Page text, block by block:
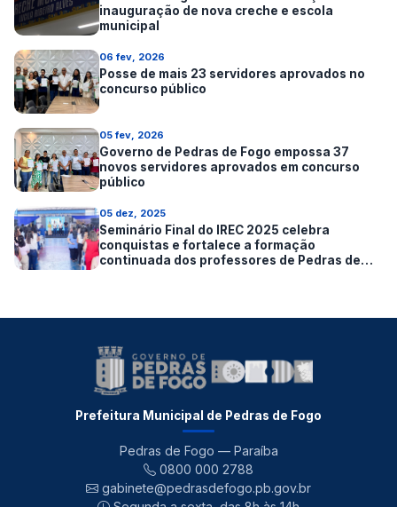
inauguração de nova creche e escola
municipal
06 fev, 2026
Posse de mais 23 servidores aprovados no
concurso público
05 fev, 2026
Governo de Pedras de Fogo empossa 37
novos servidores aprovados em concurso
público
05 dez, 2025
Seminário Final do IREC 2025 celebra
conquistas e fortalece a formação
continuada dos professores de Pedras de
Prefeitura Municipal de Pedras de Fogo
Pedras de Fogo — Paraíba
0800 000 2788
gabinete@pedrasdefogo.pb.gov.br